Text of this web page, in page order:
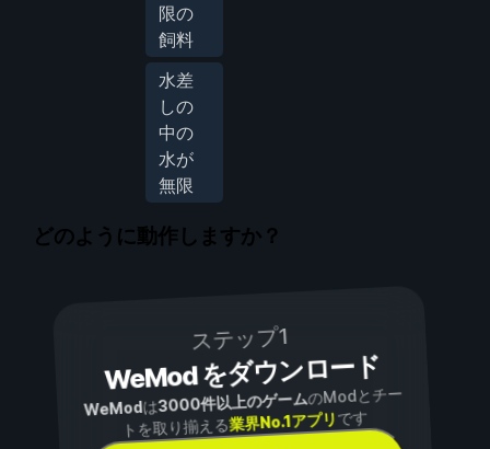
限の
飼料
水差
しの
中の
水が
無限
どのように動作しますか？
ステップ1
WeMod をダウンロード
WeModは3000件以上のゲームのModとチー
トを取り揃える業界No.1アプリです